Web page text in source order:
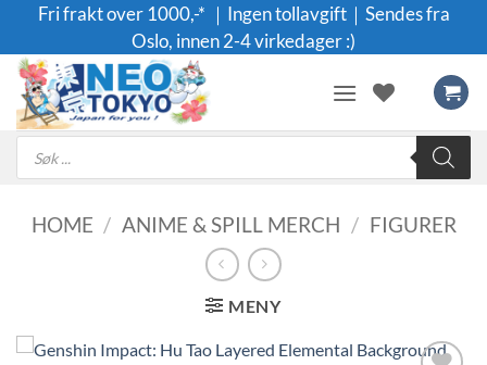
content
Fri frakt over 1000,-* ｜Ingen tollavgift｜Sendes fra
Oslo, innen 2-4 virkedager :)
Products
search
HOME / ANIME & SPILL MERCH / FIGURER
MENY